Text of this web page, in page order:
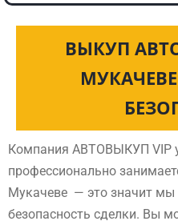
ВЫКУП
Компания АВТОВЫКУП VIP
профессионально
Мукачеве — это значит мы
безопасность сделки. Вы